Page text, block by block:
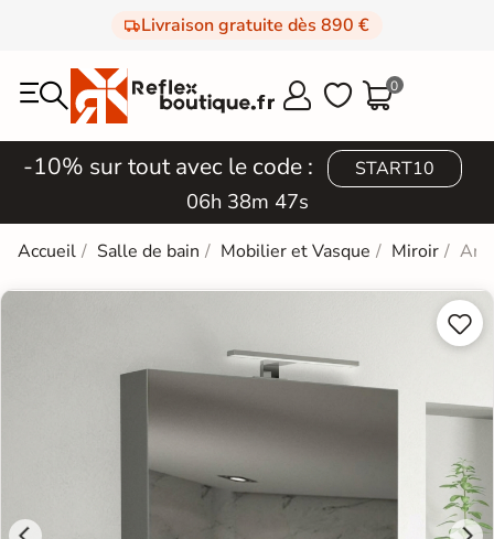
Livraison gratuite dès 890 €
  0
-10% sur tout avec le code : START10
06h 38m 47s
Accueil Salle de bain Mobilier et Vasque Miroir

